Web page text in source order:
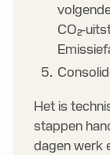
CO₂-
Het is
stappen
dagen werk